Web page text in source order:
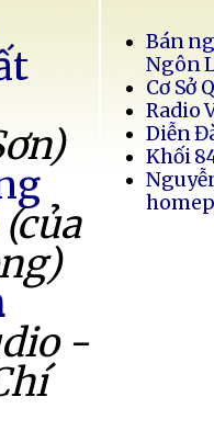
(của
-
Bán
Ngôn
Cơ Sở
Radio
Diễn
Khối